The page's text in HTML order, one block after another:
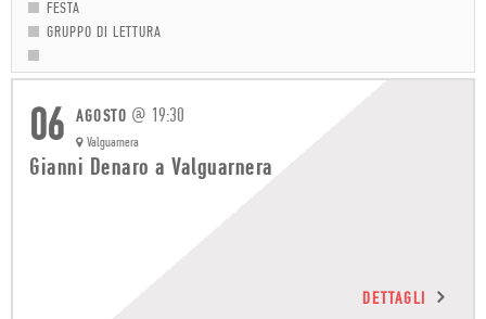
FESTA
GRUPPO DI LETTURA
06 AGOSTO @ 19:30
Valguarnera
Gianni Denaro a Valguarnera
DETTAGLI